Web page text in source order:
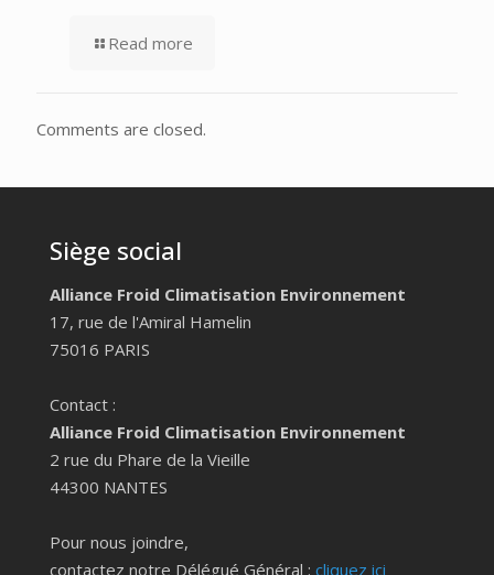
Read more
Comments are closed.
Siège social
Alliance Froid Climatisation Environnement
17, rue de l'Amiral Hamelin
75016 PARIS
Contact :
Alliance Froid Climatisation Environnement
2 rue du Phare de la Vieille
44300 NANTES
Pour nous joindre,
contactez notre Délégué Général : cliquez ici